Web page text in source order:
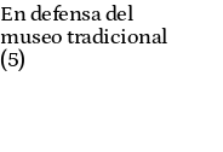
En defensa del
museo tradicional
(5)